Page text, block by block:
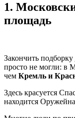
1.
площадь
Закончить
просто не могли: в
чем Кремль и
Здесь красуется
находится